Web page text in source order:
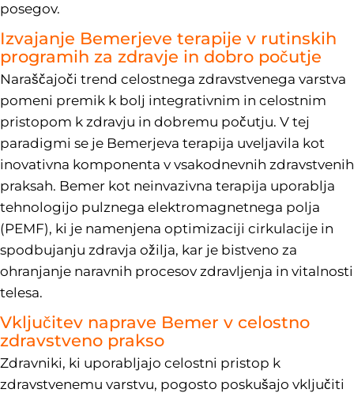
posegov.
Izvajanje Bemerjeve terapije v rutinskih
programih za zdravje in dobro počutje
Naraščajoči trend celostnega zdravstvenega varstva
pomeni premik k bolj integrativnim in celostnim
pristopom k zdravju in dobremu počutju. V tej
paradigmi se je Bemerjeva terapija uveljavila kot
inovativna komponenta v vsakodnevnih zdravstvenih
praksah. Bemer kot neinvazivna terapija uporablja
tehnologijo pulznega elektromagnetnega polja
(PEMF), ki je namenjena optimizaciji cirkulacije in
spodbujanju zdravja ožilja, kar je bistveno za
ohranjanje naravnih procesov zdravljenja in vitalnosti
telesa.
Vključitev naprave Bemer v celostno
zdravstveno prakso
Zdravniki, ki uporabljajo celostni pristop k
zdravstvenemu varstvu, pogosto poskušajo vključiti